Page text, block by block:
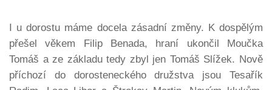
I u dorostu máme docela zásadní změny. K dospělým
přešel věkem Filip Benada, hraní ukončil Moučka
Tomáš a ze základu tedy zbyl jen Tomáš Slížek. Nově
příchozí do dorosteneckého družstva jsou Tesařík